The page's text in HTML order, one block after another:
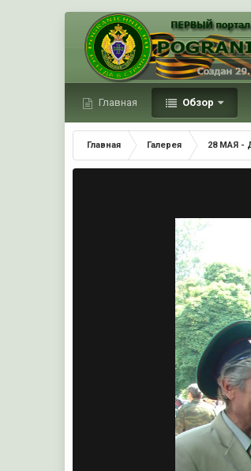
Главная Обзор
Главная Галерея 28 МАЯ -